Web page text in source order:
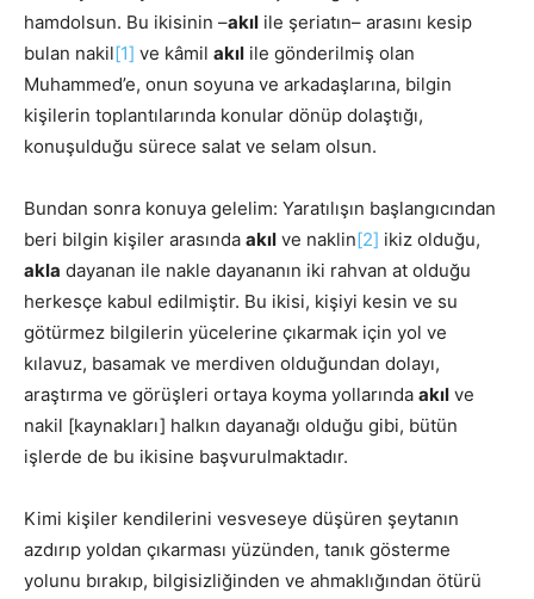
hamdolsun. Bu ikisinin –akıl ile şeriatın– arasını kesip
bulan nakil[1] ve kâmil akıl ile gönderilmiş olan
Muhammed’e, onun soyuna ve arkadaşlarına, bilgin
kişilerin toplantılarında konular dönüp dolaştığı,
konuşulduğu sürece salat ve selam olsun.
Bundan sonra konuya gelelim: Yaratılışın başlangıcından
beri bilgin kişiler arasında akıl ve naklin[2] ikiz olduğu,
akla dayanan ile nakle dayananın iki rahvan at olduğu
herkesçe kabul edilmiştir. Bu ikisi, kişiyi kesin ve su
götürmez bilgilerin yücelerine çıkarmak için yol ve
kılavuz, basamak ve merdiven olduğundan dolayı,
araştırma ve görüşleri ortaya koyma yollarında akıl ve
nakil [kaynakları] halkın dayanağı olduğu gibi, bütün
işlerde de bu ikisine başvurulmaktadır.
Kimi kişiler kendilerini vesveseye düşüren şeytanın
azdırıp yoldan çıkarması yüzünden, tanık gösterme
yolunu bırakıp, bilgisizliğinden ve ahmaklığından ötürü